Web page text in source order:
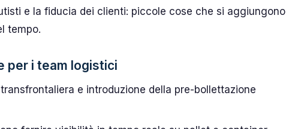
e la fiducia dei clienti: piccole cose che si aggiungono
tempo.
per i team logistici
e introduzione della pre-bollettazione